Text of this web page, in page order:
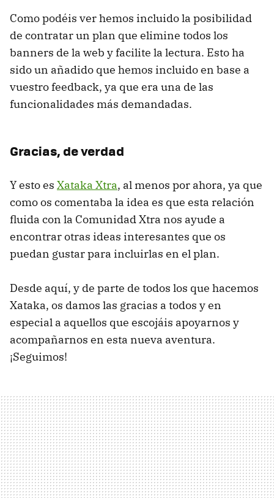
Como podéis ver hemos incluido la posibilidad
de contratar un plan que elimine todos los
banners de la web y facilite la lectura. Esto ha
sido un añadido que hemos incluido en base a
vuestro feedback, ya que era una de las
funcionalidades más demandadas.
Gracias, de verdad
Y esto es Xataka Xtra, al menos por ahora, ya que
como os comentaba la idea es que esta relación
fluida con la Comunidad Xtra nos ayude a
encontrar otras ideas interesantes que os
puedan gustar para incluirlas en el plan.
Desde aquí, y de parte de todos los que hacemos
Xataka, os damos las gracias a todos y en
especial a aquellos que escojáis apoyarnos y
acompañarnos en esta nueva aventura.
¡Seguimos!